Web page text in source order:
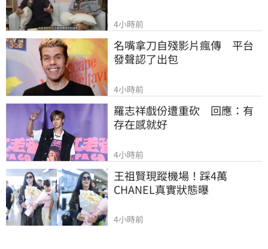
4小時前
名嘴拿刀自殘影片瘋傳　平台
發聲認了出包
4小時前
羅志祥戲份遭重砍　回應：有
存在感就好
4小時前
王祖賢現蹤機場！踩4萬
CHANEL真實狀態曝
4小時前